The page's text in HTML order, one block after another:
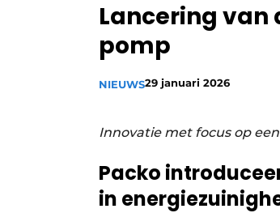
Privacy / Cookie
Vacature aanmelden
Vacatures
Lancering van
pomp
NIEUWS29 januari 2026
Innovatie met focus op
Packo
in